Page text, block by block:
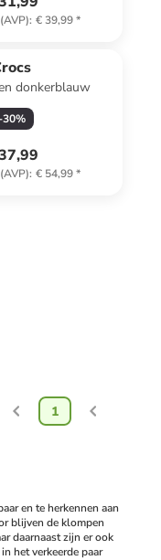
: € 39,99*
donkerblauw
30%
: € 54,99*
1
en te herkennen aan
blijven de klompen
daarnaast zijn er ook
het verkeerde paar